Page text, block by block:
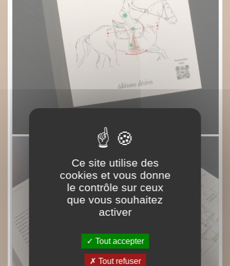
Ce site utilise des
cookies et vous donne
le contrôle sur ceux
que vous souhaitez
activer
Tout accepter
Tout refuser